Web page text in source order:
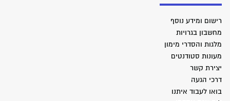
רישום ומידע נוסף
מחשבון בגרויות
מלגות והסדרי מימון
מעונות סטודנטים
יצירת קשר
דרכי הגעה
בואו לעבוד איתנו